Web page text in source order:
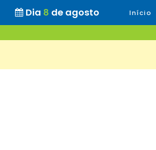
Dia 8 de agosto Início